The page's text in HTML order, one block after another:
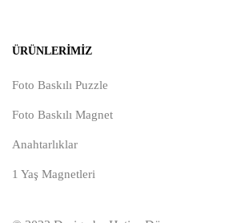
ÜRÜNLERIMIZ
Foto Baskılı Puzzle
Foto Baskılı Magnet
Anahtarlıklar
1 Yaş Magnetleri